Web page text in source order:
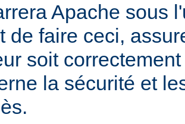
Apache sous
de faire ceci,
soit
la sécurité et